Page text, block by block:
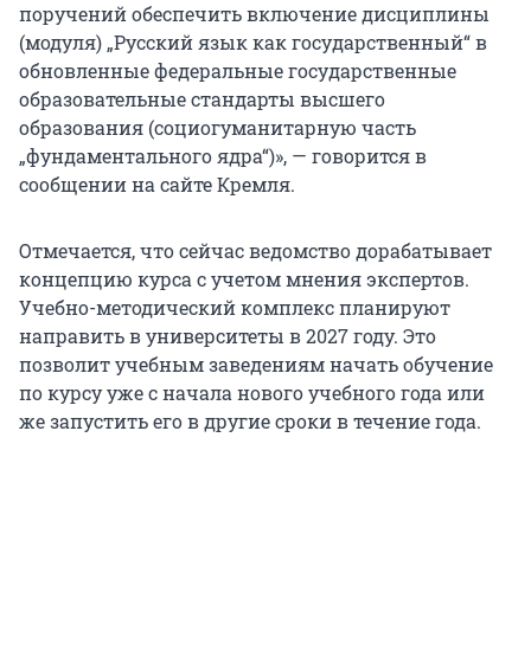
поручений обеспечить включение дисциплины
(модуля) „Русский язык как государственный“ в
обновленные федеральные государственные
образовательные стандарты высшего
образования (социогуманитарную часть
„фундаментального ядра“)», — говорится в
сообщении на сайте Кремля.
Отмечается, что сейчас ведомство дорабатывает
концепцию курса с учетом мнения экспертов.
Учебно-методический комплекс планируют
направить в университеты в2027 году. Это
позволит учебным заведениям начать обучение
по курсу уже с начала нового учебного года или
же запустить его в другие сроки в течение года.